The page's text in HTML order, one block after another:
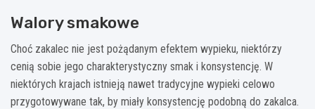
Walory smakowe
Choć zakalec nie jest pożądanym efektem wypieku, niektórzy
cenią sobie jego charakterystyczny smak i konsystencję. W
niektórych krajach istnieją nawet tradycyjne wypieki celowo
przygotowywane tak, by miały konsystencję podobną do zakalca.